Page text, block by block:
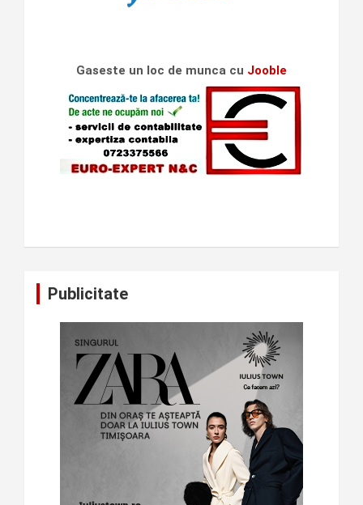
Gaseste un loc de munca cu Jooble
Publicitate